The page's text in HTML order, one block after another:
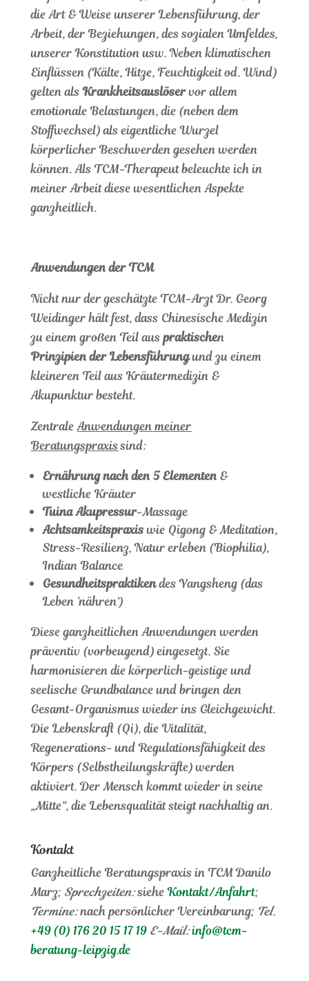
die Art & Weise unserer Lebensführung, der
Arbeit, der Beziehungen, des sozialen Umfeldes,
unserer Konstitution usw. Neben klimatischen
Einflüssen (Kälte, Hitze, Feuchtigkeit od. Wind)
gelten alsKrankheitsauslöservor allem
emotionale Belastungen, die (neben dem
Stoffwechsel) als eigentliche Wurzel
körperlicher Beschwerden gesehen werden
können. Als TCM-Therapeut beleuchte ich in
meiner Arbeit diese wesentlichen Aspekte
ganzheitlich.
Anwendungen der TCM
Nicht nur der geschätzte TCM-Arzt Dr. Georg
Weidinger hält fest, dass Chinesische Medizin
zu einem großen Teil auspraktischen
Prinzipien der Lebensführungund zu einem
kleineren Teil aus Kräutermedizin &
Akupunktur besteht.
ZentraleAnwendungen meiner
Beratungspraxissind:
Ernährung nach den 5 Elementen &
westliche Kräuter
Tuina Akupressur-Massage
Achtsamkeitspraxis wie Qigong & Meditation,
Stress-Resilienz, Natur erleben (Biophilia),
Indian Balance
Gesundheitspraktikendes Yangsheng (das
Leben ’nähren‘)
Diese ganzheitlichen Anwendungen werden
präventiv (vorbeugend) eingesetzt. Sie
harmonisieren die körperlich-geistige und
seelische Grundbalance und bringen den
Gesamt-Organismus wieder ins Gleichgewicht.
Die Lebenskraft (Qi), die Vitalität,
Regenerations- und Regulationsfähigkeit des
Körpers (Selbstheilungskräfte) werden
aktiviert. Der Mensch kommt wieder in seine
„Mitte“, die Lebensqualität steigt nachhaltig an.
Kontakt
Ganzheitliche Beratungspraxis in TCM Danilo
Marz; Sprechzeiten:sieheKontakt/Anfahrt;
Termine:nach persönlicher Vereinbarung; Tel.
+49 (0) 176 20 15 17 19 E-Mail:info@tcm-
beratung-leipzig.de